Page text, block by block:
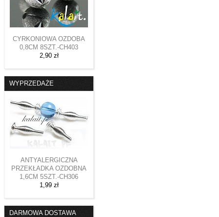
CYRKONIOWA OZDOBA
0,8CM 8SZT.-CH403
2,90 zł
WYPRZEDAŻE
ANTYALERGICZNA
PRZEKŁADKA OZDOBNA
1,6CM 5SZT.-CH306
1,99 zł
DARMOWA DOSTAWA